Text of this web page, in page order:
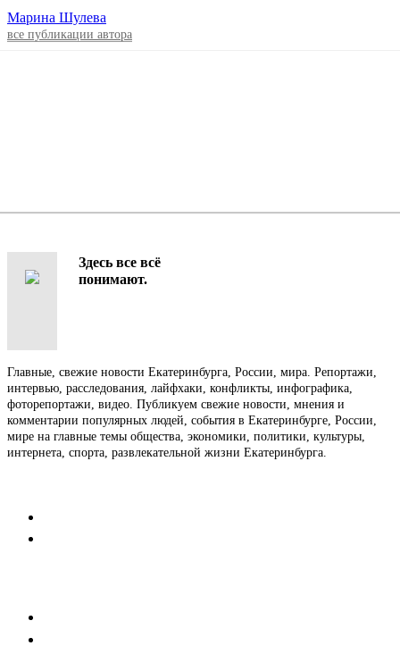
Марина Шулева
все публикации автора
Здесь все всё
понимают.
Главные, свежие новости Екатеринбурга, России, мира. Репортажи,
интервью, расследования, лайфхаки, конфликты, инфографика,
фоторепортажи, видео. Публикуем свежие новости, мнения и
комментарии популярных людей, события в Екатеринбурге, России,
мире на главные темы общества, экономики, политики, культуры,
интернета, спорта, развлекательной жизни Екатеринбурга.